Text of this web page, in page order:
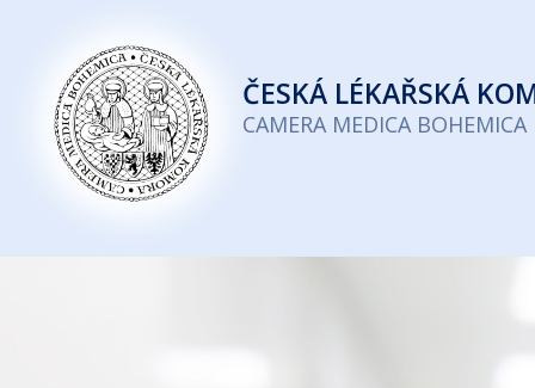
Česká
lékařská
komora
ČESKÁ LÉKAŘSKÁ
CAMERA MEDICA BOHEMICA